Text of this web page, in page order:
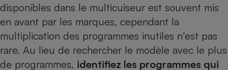
disponibles dans le multicuiseur est souvent mis
en avant par les marques, cependant la
multiplication des programmes inutiles n’est pas
rare. Au lieu de rechercher le modèle avec le plus
de programmes, identifiez les programmes qui